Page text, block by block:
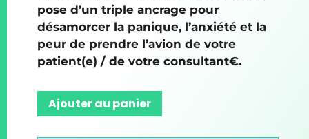
pose d’un triple ancrage pour
désamorcer la panique, l’anxiété et la
peur de prendre l’avion de votre
patient(e) / de votre consultant€.
Ajouter au panier